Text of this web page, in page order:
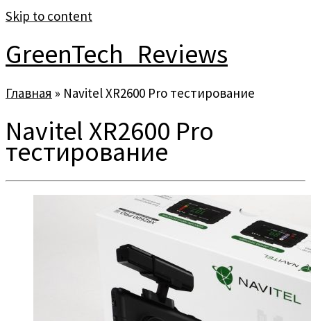
Skip to content
GreenTech_Reviews
Главная » Navitel XR2600 Pro тестирование
Navitel XR2600 Pro
тестирование